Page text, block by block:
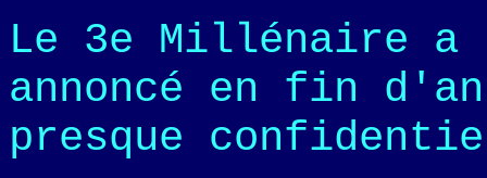
Le 3e Millénaire a
annoncé en fin
presque